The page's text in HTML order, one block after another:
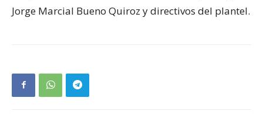
Jorge Marcial Bueno Quiroz y directivos del plantel.